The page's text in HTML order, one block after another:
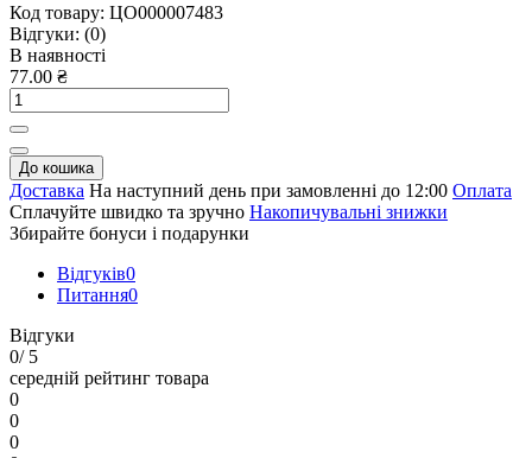
Код товару: ЦО000007483
Відгуки: (0)
В наявності
77.00 ₴
До кошика
Доставка На наступний день при замовленні до 12:00 Оплата
Сплачуйте швидко та зручно Накопичувальні знижки
Збирайте бонуси і подарунки
Відгуків0
Питання0
Відгуки
0/ 5
середній рейтинг товара
0
0
0